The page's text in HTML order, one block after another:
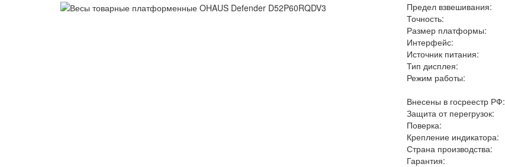
Предел взвешивания:
Точность:
Размер платформы:
Интерфейс:
Источник питания:
Тип дисплея:
Режим работы:
Внесены в госреестр РФ:
Защита от перегрузок:
Поверка:
Крепление индикатора:
Страна производства:
Гарантия: